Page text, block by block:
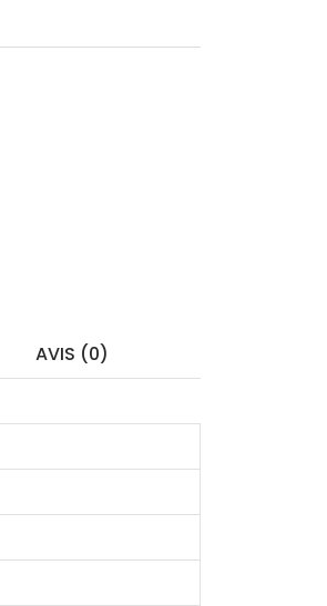
AVIS (0)